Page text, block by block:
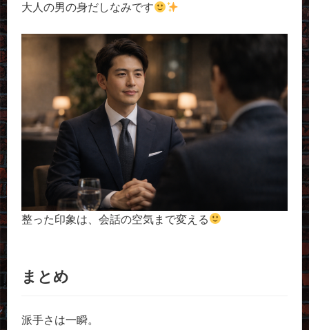
大人の男の身だしなみです
整った印象は、会話の空気まで変える
まとめ
派手さは一瞬。